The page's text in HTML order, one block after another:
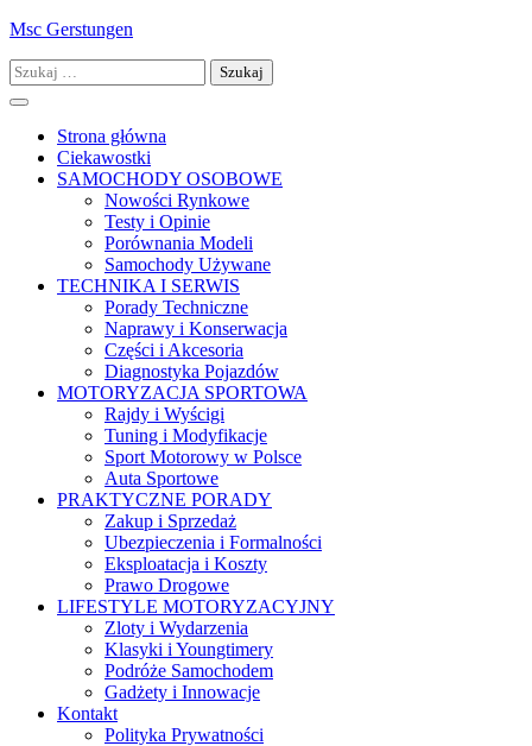
Skip
content
Msc Gerstungen
Szukaj:
Strona główna
Ciekawostki
SAMOCHODY OSOBOWE
Nowości Rynkowe
Testy i Opinie
Porównania Modeli
Samochody Używane
TECHNIKA I SERWIS
Porady Techniczne
Naprawy i Konserwacja
Części i Akcesoria
Diagnostyka Pojazdów
MOTORYZACJA SPORTOWA
Rajdy i Wyścigi
Tuning i Modyfikacje
Sport Motorowy w Polsce
Auta Sportowe
PRAKTYCZNE PORADY
Zakup i Sprzedaż
Ubezpieczenia i Formalności
Eksploatacja i Koszty
Prawo Drogowe
LIFESTYLE MOTORYZACYJNY
Zloty i Wydarzenia
Klasyki i Youngtimery
Podróże Samochodem
Gadżety i Innowacje
Kontakt
Polityka Prywatności